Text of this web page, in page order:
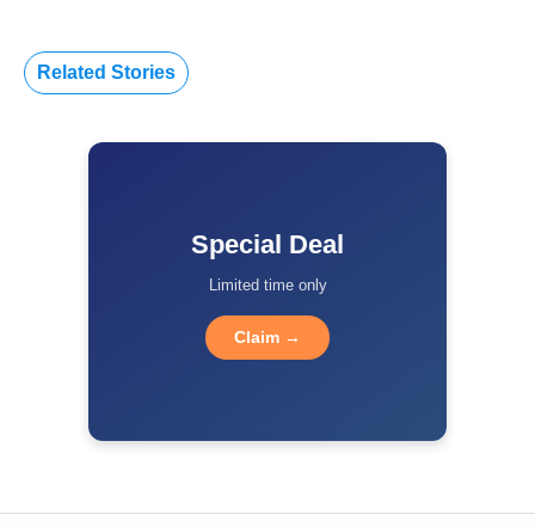
Related Stories
Special Deal
Limited time only
Claim →